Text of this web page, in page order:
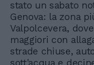
stato un sabato
Genova: la zona
Valpolcevera,
maggiori con
strade chiuse,